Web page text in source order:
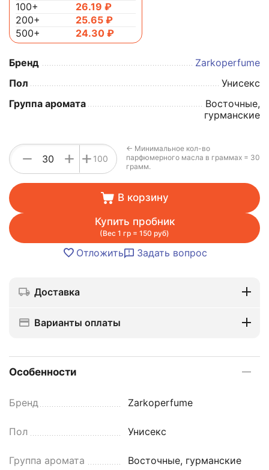
100+
200+
500+
26.19 ₽
25.65 ₽
24.30 ₽
Бренд
Zarkoperfume
Пол
Унисекс
Группа аромата
Восточные,
гурманские
+ 100
+
−
← Минимальное кол-во
парфюмерного масла в граммах = 30
грамм.
В корзину
Купить пробник
(Вес 1 гр = 150 руб)
Отложить Задать вопрос
Доставка
Варианты оплаты
Особенности
Бренд Zarkoperfume
Пол Унисекс
Группа аромата Восточные, гурманские